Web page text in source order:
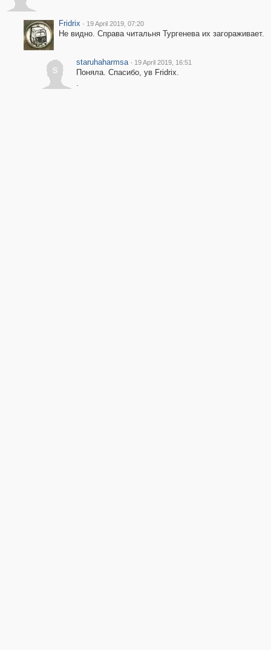
Fridrix · 19 April 2019, 07:20
Не видно. Справа читальня Тургенева их загораживает.
s
staruhaharmsa · 19 April 2019, 16:51
Поняла. Спасибо, ув Fridrix.
.